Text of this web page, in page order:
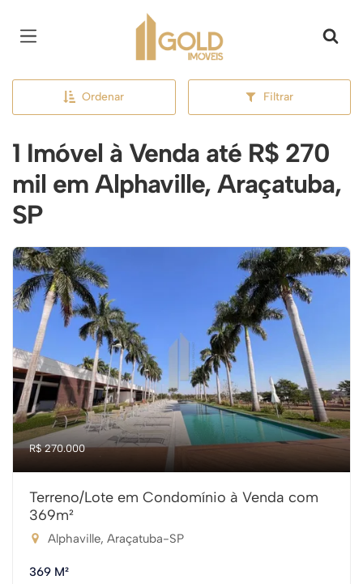
Página inicial
Ordenar Filtrar
1 Imóvel à Venda até R$ 270
mil em Alphaville, Araçatuba,
SP
R$ 270.000
Terreno/Lote em Condomínio à Venda com
369m²
Alphaville, Araçatuba-SP
369 M²